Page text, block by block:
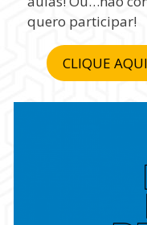
quero participar!
CLIQUE